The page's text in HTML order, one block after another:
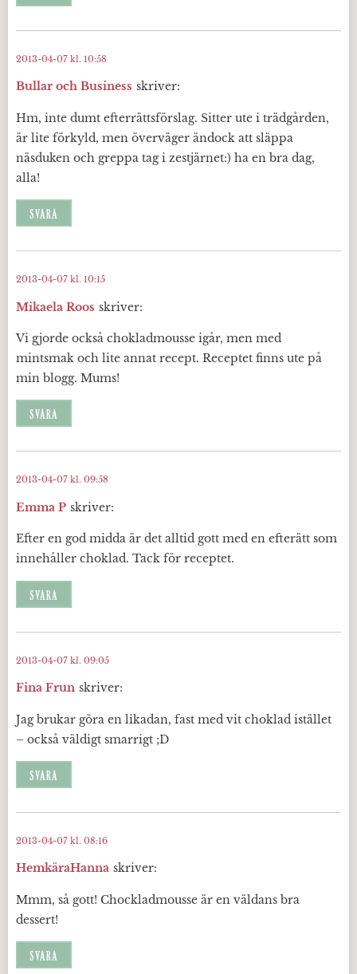
Bullar och Business skriver:
2013-04-07 kl. 10:58
Hm, inte dumt efterrättsförslag. Sitter ute i trädgården,
är lite förkyld, men överväger ändock att släppa
näsduken och greppa tag i zestjärnet:) ha en bra dag,
alla!
SVARA
Mikaela Roos skriver:
2013-04-07 kl. 10:15
Vi gjorde också chokladmousse igår, men med
mintsmak och lite annat recept. Receptet finns ute på
min blogg. Mums!
SVARA
Emma P skriver:
2013-04-07 kl. 09:58
Efter en god midda är det alltid gott med en efterätt som
innehåller choklad. Tack för receptet.
SVARA
Fina Frun skriver:
2013-04-07 kl. 09:05
Jag brukar göra en likadan, fast med vit choklad istället
– också väldigt smarrigt ;D
SVARA
HemkäraHanna skriver:
2013-04-07 kl. 08:16
Mmm, så gott! Chockladmousse är en väldans bra
dessert!
SVARA